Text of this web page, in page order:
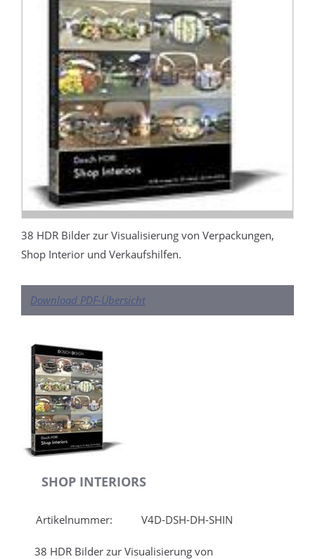
38 HDR Bilder zur Visualisierung von Verpackungen,
Shop Interior und Verkaufshilfen.
Download PDF-Übersicht
SHOP INTERIORS
Artikelnummer: V4D-DSH-DH-SHIN
38 HDR Bilder zur Visualisierung von